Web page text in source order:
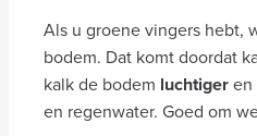
Als u groene vingers hebt,
bodem. Dat komt doordat
kalk de bodem luchtigeren
en regenwater. Goed om